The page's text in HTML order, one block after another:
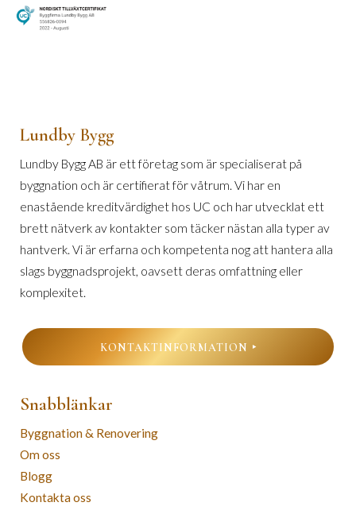
Lundby Bygg
Lundby Bygg AB är ett företag som är specialiserat på
byggnation och är certifierat för våtrum. Vi har en
enastående kreditvärdighet hos UC och har utvecklat ett
brett nätverk av kontakter som täcker nästan alla typer av
hantverk. Vi är erfarna och kompetenta nog att hantera alla
slags byggnadsprojekt, oavsett deras omfattning eller
komplexitet.
KONTAKTINFORMATION
Snabblänkar
Byggnation & Renovering
Om oss
Blogg
Kontakta oss